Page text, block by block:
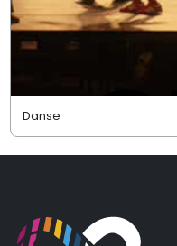
Danse